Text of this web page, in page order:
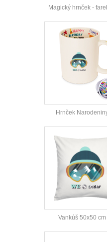
Magický hrnček -
Hrnček
Vankúš 50x50 cm